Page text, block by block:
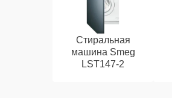
Стиральная
машина Smeg
LST147-2